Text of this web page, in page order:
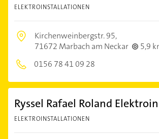
ELEKTROINSTALLATIONEN
Kirchenweinbergstr. 95,
71672 Marbach am Neckar
5,9
0156 78 41 09 28
Ryssel Rafael Roland
ELEKTROINSTALLATIONEN